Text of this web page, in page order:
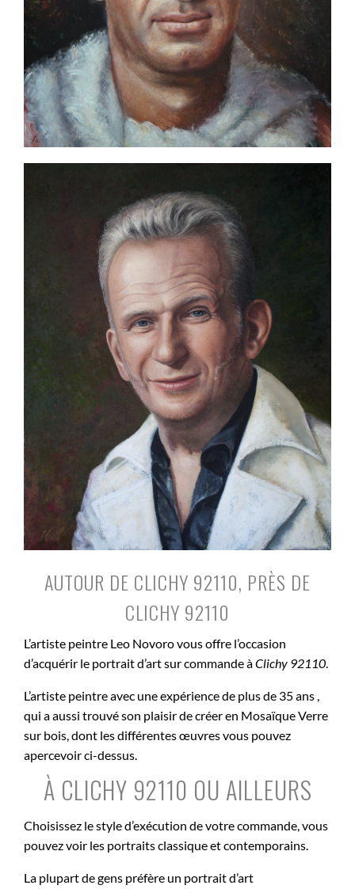
AUTOUR DE CLICHY 92110, PRÈS DE
CLICHY 92110
L’artiste peintre Leo Novoro vous offre l’occasion
d’acquérir le portrait d’art sur commande àClichy 92110.
L’artiste peintre avec une expérience de plus de 35 ans ,
qui a aussi trouvé son plaisir de créer en Mosaïque Verre
sur bois, dont les différentes œuvres vous pouvez
apercevoir ci-dessus.
À CLICHY 92110 OU AILLEURS
Choisissez le style d’exécution de votre commande, vous
pouvez voir les portraits classique et contemporains.
La plupart de gens préfère un portrait d’art